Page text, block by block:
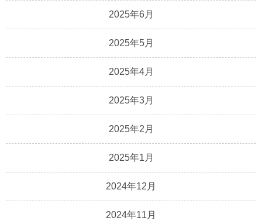
2025年6月
2025年5月
2025年4月
2025年3月
2025年2月
2025年1月
2024年12月
2024年11月